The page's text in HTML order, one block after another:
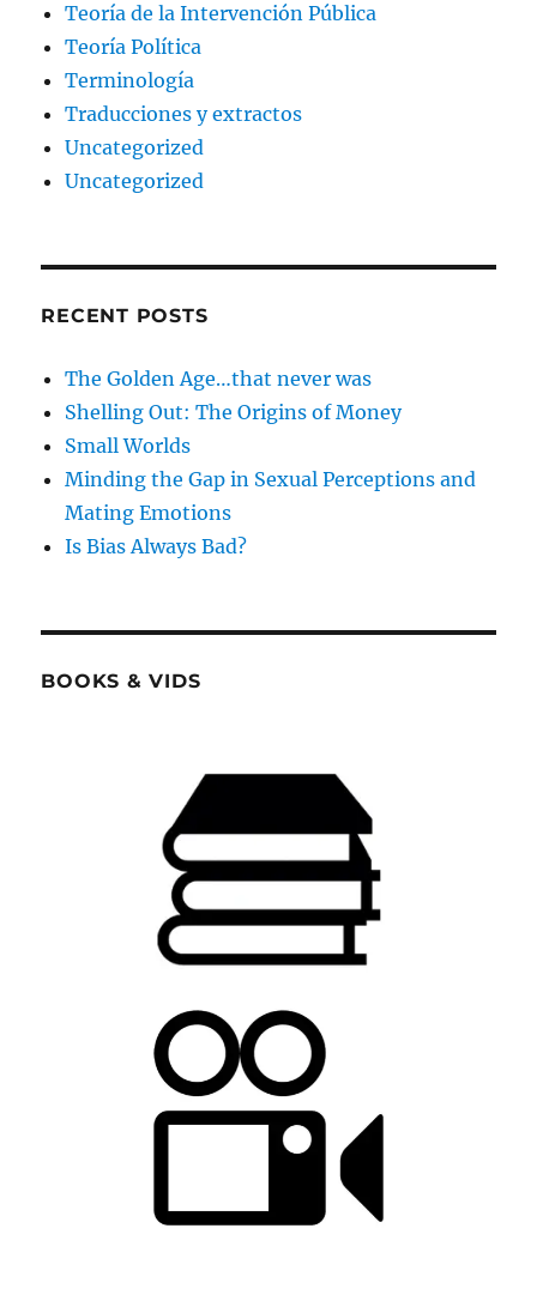
Teoría de la Intervención Pública
Teoría Política
Terminología
Traducciones y extractos
Uncategorized
Uncategorized
RECENT POSTS
The Golden Age…that never was
Shelling Out: The Origins of Money
Small Worlds
Minding the Gap in Sexual Perceptions and
Mating Emotions
Is Bias Always Bad?
BOOKS & VIDS